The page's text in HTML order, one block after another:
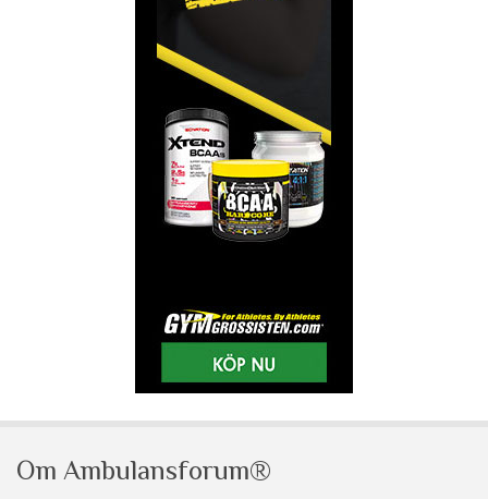
Om Ambulansforum®